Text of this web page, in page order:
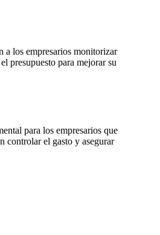
a los empresarios monitorizar
presupuesto para mejorar su
para los empresarios que
controlar el gasto y asegurar